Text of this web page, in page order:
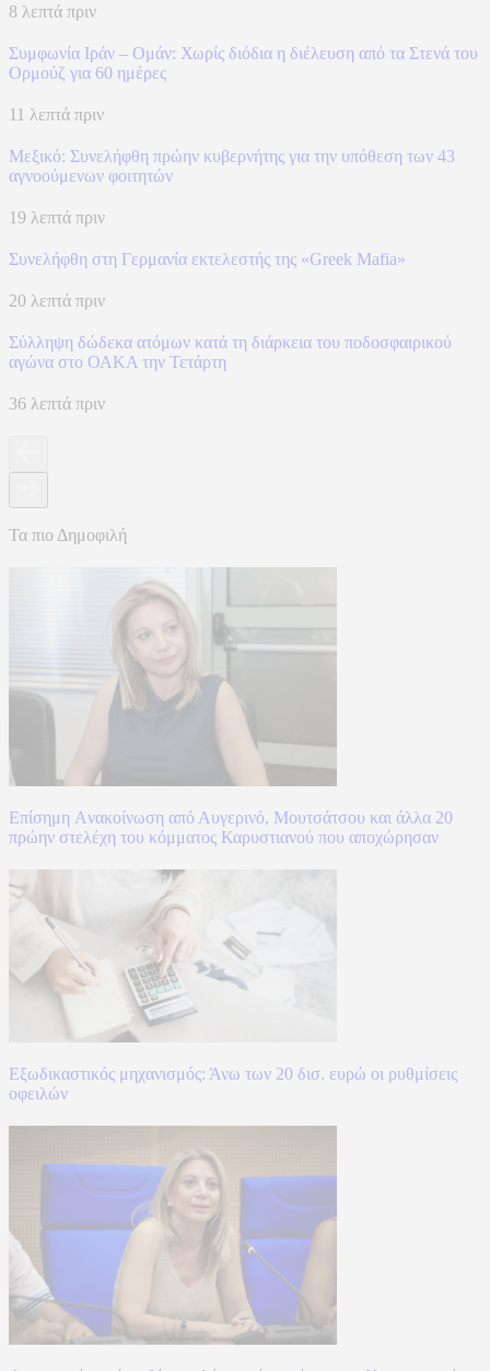
8 λεπτά πριν
Συμφωνία Ιράν – Ομάν: Χωρίς διόδια η διέλευση από τα Στενά του
Ορμούζ για 60 ημέρες
11 λεπτά πριν
Μεξικό: Συνελήφθη πρώην κυβερνήτης για την υπόθεση των 43
αγνοούμενων φοιτητών
19 λεπτά πριν
Συνελήφθη στη Γερμανία εκτελεστής της «Greek Mafia»
20 λεπτά πριν
Σύλληψη δώδεκα ατόμων κατά τη διάρκεια του ποδοσφαιρικού
αγώνα στο ΟΑΚΑ την Τετάρτη
36 λεπτά πριν
Τα πιο Δημοφιλή
Επίσημη Aνακοίνωση από Αυγερινό, Μουτσάτσου και άλλα 20
πρώην στελέχη του κόμματος Καρυστιανού που αποχώρησαν
Εξωδικαστικός μηχανισμός: Άνω των 20 δισ. ευρώ οι ρυθμίσεις
οφειλών